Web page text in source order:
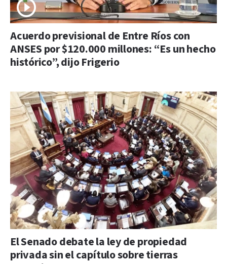
Acuerdo previsional de Entre Ríos con
ANSES por $120.000 millones: “Es un hecho
histórico”, dijo Frigerio
El Senado debate la ley de propiedad
privada sin el capítulo sobre tierras